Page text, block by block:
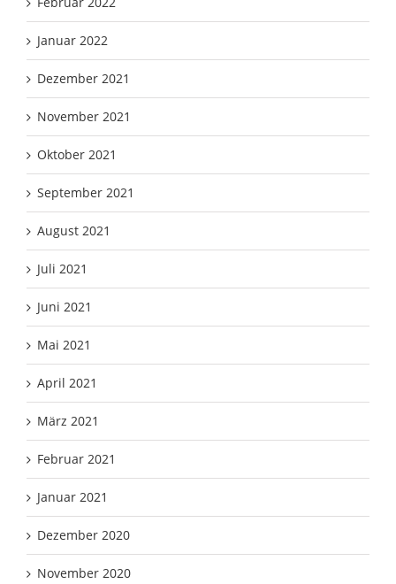
Januar 2022
Dezember 2021
November 2021
Oktober 2021
September 2021
August 2021
Juli 2021
Juni 2021
Mai 2021
April 2021
März 2021
Februar 2021
Januar 2021
Dezember 2020
November 2020